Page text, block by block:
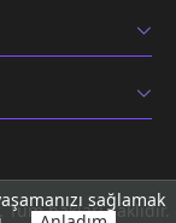
hakları saklıdır.
sağlamak